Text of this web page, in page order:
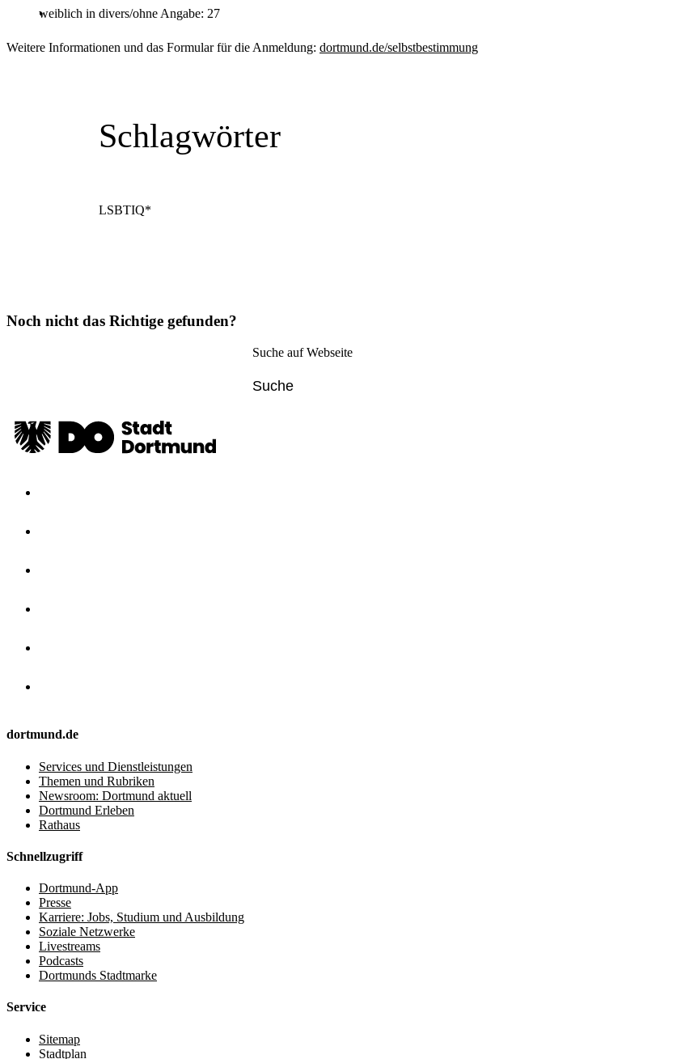
weiblich in divers/ohne Angabe: 27
Weitere Informationen und das Formular für die Anmeldung: dortmund.de/selbstbestimmung
Schlagwörter
LSBTIQ*
Noch nicht das Richtige gefunden?
Suche auf Webseite
dortmund.de
Services und Dienstleistungen
Themen und Rubriken
Newsroom: Dortmund aktuell
Dortmund Erleben
Rathaus
Schnellzugriff
Dortmund-App
Presse
Karriere: Jobs, Studium und Ausbildung
Soziale Netzwerke
Livestreams
Podcasts
Dortmunds Stadtmarke
Service
Sitemap
Stadtplan